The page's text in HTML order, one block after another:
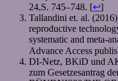
24,S. 745–748. [↩]
Tallandini et. al.
reproductive
systematic and meta-
Advance Access
DI-Netz, BKiD und
zum Gesetzesantrag